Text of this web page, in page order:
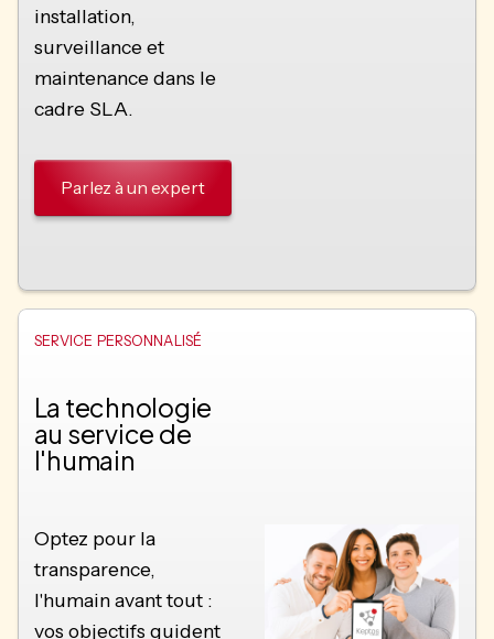
installation,
surveillance et
maintenance dans le
cadre SLA.
Parlez à un expert
SERVICE PERSONNALISÉ
La technologie
au service de
l'humain
Optez pour la
transparence,
l'humain avant tout :
vos objectifs guident